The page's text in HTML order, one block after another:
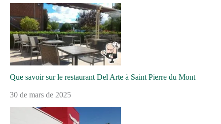
Que savoir sur le restaurant Del Arte à Saint Pierre du Mont
30 de mars de 2025